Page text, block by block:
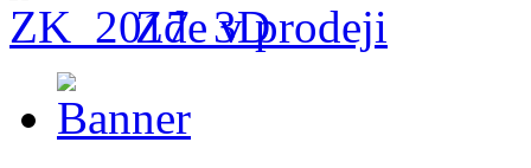
Zde v prodeji